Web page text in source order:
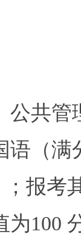
公共管
语（满
；报考
为100